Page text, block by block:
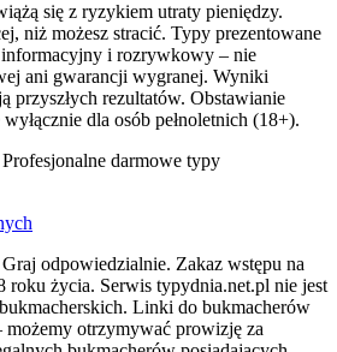
się z ryzykiem utraty pieniędzy.
niż możesz stracić. Typy prezentowane
informacyjny i rozrywkowy – nie
ani gwarancji wygranej. Wyniki
przyszłych rezultatów. Obstawianie
dla osób pełnoletnich (18+).
darmowe typy
odpowiedzialnie. Zakaz wstępu na
roku życia. Serwis typydnia.net.pl nie jest
Linki do bukmacherów
otrzymywać prowizję za